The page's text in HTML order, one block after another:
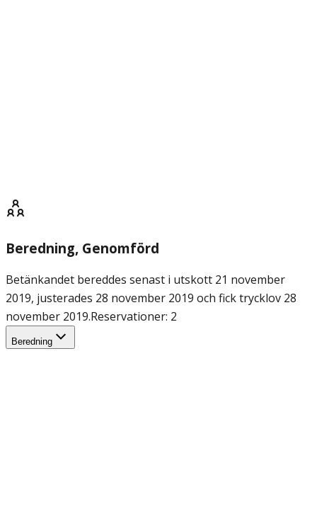
Beredning, Genomförd
Betänkandet bereddes senast i utskott 21 november
2019, justerades 28 november 2019 och fick trycklov 28
november 2019.Reservationer: 2
Beredning